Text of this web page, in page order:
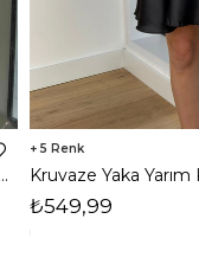
Yarım Boğazlı Drape Detaylı Beli Pencere Detaylı Andriel Kadın Füme Elbise 24k205
5
₺549,99